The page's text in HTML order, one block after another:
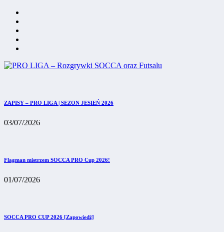
ZAPISY – PRO LIGA | SEZON JESIEŃ 2026
03/07/2026
Flagman mistrzem SOCCA PRO Cup 2026!
01/07/2026
SOCCA PRO CUP 2026 [Zapowiedź]